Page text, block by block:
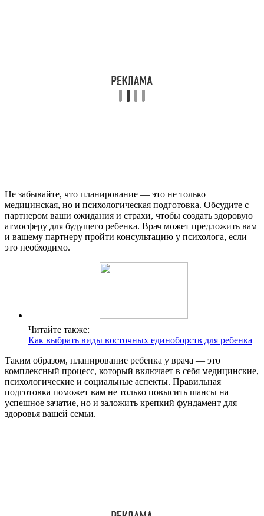
Не забывайте, что планирование — это не только
медицинская, но и психологическая подготовка. Обсудите с
партнером ваши ожидания и страхи, чтобы создать здоровую
атмосферу для будущего ребенка. Врач может предложить вам
и вашему партнеру пройти консультацию у психолога, если
это необходимо.
Читайте также:
Как выбрать виды восточных единоборств для ребенка
Таким образом, планирование ребенка у врача — это
комплексный процесс, который включает в себя медицинские,
психологические и социальные аспекты. Правильная
подготовка поможет вам не только повысить шансы на
успешное зачатие, но и заложить крепкий фундамент для
здоровья вашей семьи.